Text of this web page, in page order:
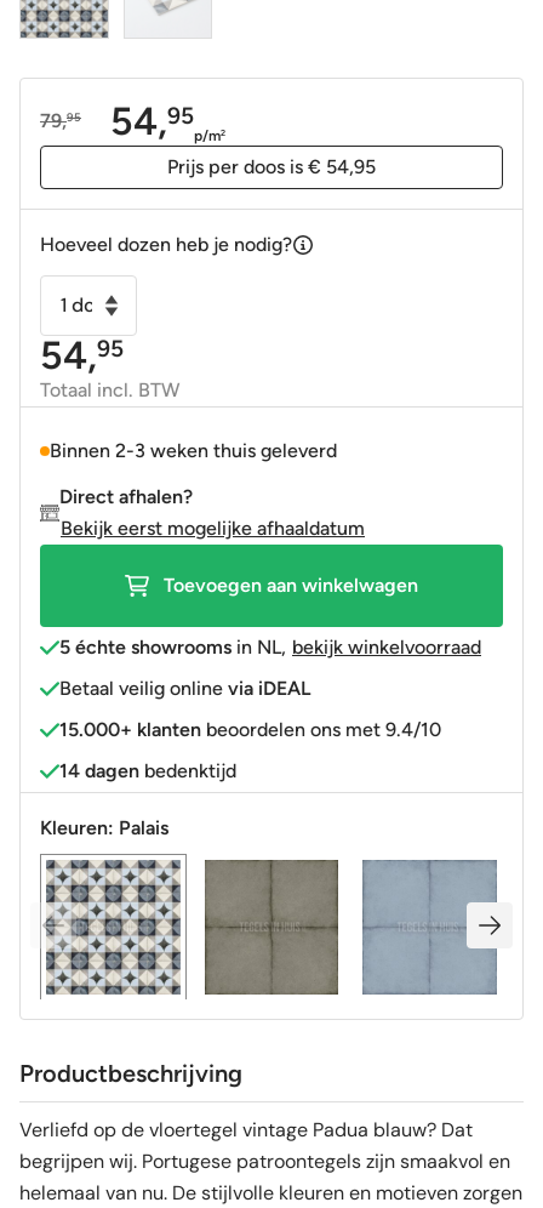
79,95
Oorspronkelijke
54,95
Huidige
p/m2
Prijs per doos is € 54,95
Hoeveel dozen heb je nodig?
Wandtegel
vintage
Palais
blauw
R9
aantal
54,95
Totaal incl. BTW
Binnen 2-3 weken thuis geleverd
Direct afhalen?
Bekijk eerst mogelijke afhaaldatum
Toevoegen aan winkelwagen
5 échte showrooms in NL, bekijk winkelvoorraad
Betaal veilig online via iDEAL
15.000+ klanten beoordelen ons met 9.4/10
14 dagen bedenktijd
Kleuren: Palais
Productbeschrijving
Verliefd op de vloertegel vintage Padua blauw? Dat
begrijpen wij. Portugese patroontegels zijn smaakvol en
helemaal van nu. De stijlvolle kleuren en motieven zorgen